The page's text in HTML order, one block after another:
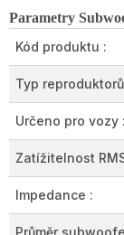
Parametry
Kód produktu :
Typ
Určeno pro vozy :
Zatížitelnost
Impedance :